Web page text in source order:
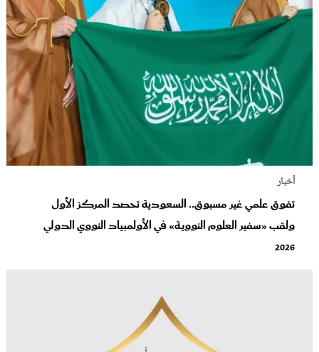
أخبار
تفوق علمي غير مسبوق.. السعودية تحصد المركز الأول
ولقب «سفير العلوم النووية» في الأولمبياد النووي الدولي
2026